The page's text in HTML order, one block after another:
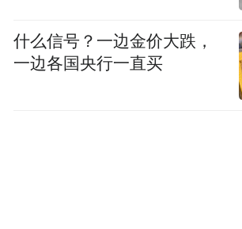
什么信号？一边金价大跌，
一边各国央行一直买